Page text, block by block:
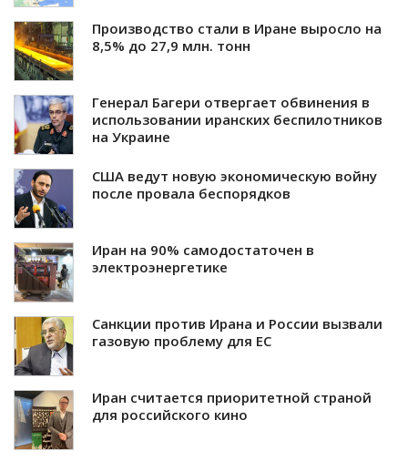
Производство стали в Иране выросло на
8,5% до 27,9 млн. тонн
Генерал Багери отвергает обвинения в
использовании иранских беспилотников
на Украине
США ведут новую экономическую войну
после провала беспорядков
Иран на 90% самодостаточен в
электроэнергетике
Санкции против Ирана и России вызвали
газовую проблему для ЕС
Иран считается приоритетной страной
для российского кино